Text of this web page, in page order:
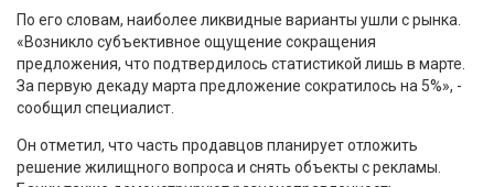
По его словам, наиболее ликвидные варианты ушли с рынка.
«Возникло субъективное ощущение сокращения
предложения, что подтвердилось статистикой лишь в марте.
За первую декаду марта предложение сократилось на 5%», -
сообщил специалист.
Он отметил, что часть продавцов планирует отложить
решение жилищного вопроса и снять объекты с рекламы.